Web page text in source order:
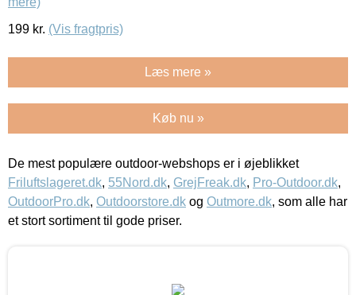
199 kr. (Vis fragtpris)
Læs mere »
Køb nu »
De mest populære outdoor-webshops er i øjeblikket
Friluftslageret.dk, 55Nord.dk, GrejFreak.dk, Pro-Outdoor.dk,
OutdoorPro.dk, Outdoorstore.dk og Outmore.dk, som alle har
et stort sortiment til gode priser.